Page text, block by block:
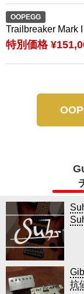
OOPEGG
Trailbreaker Mark I
特別価格
抗